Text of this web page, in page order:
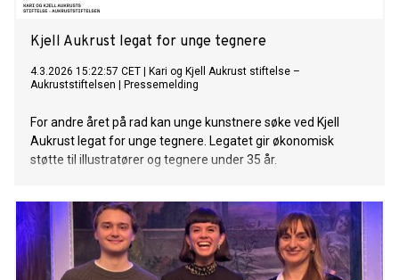
Kjell Aukrust legat for unge tegnere
4.3.2026 15:22:57 CET
Kari og Kjell Aukrust stiftelse –
Aukruststiftelsen
Pressemelding
For andre året på rad kan unge kunstnere søke ved Kjell
Aukrust legat for unge tegnere. Legatet gir økonomisk
støtte til illustratører og tegnere under 35 år.